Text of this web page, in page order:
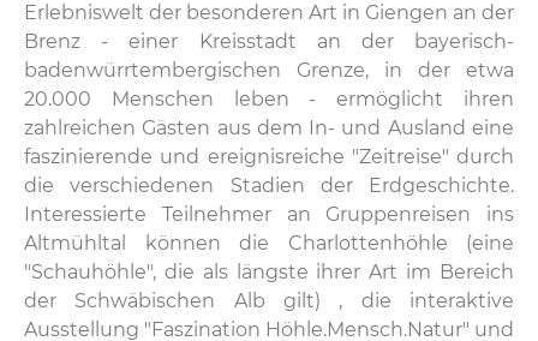
Erlebniswelt der besonderen Art in Giengen an der
Brenz - einer Kreisstadt an der bayerisch-
badenwürrtembergischen Grenze, in der etwa
20.000 Menschen leben - ermöglicht ihren
zahlreichen Gästen aus dem In- und Ausland eine
faszinierende und ereignisreiche "Zeitreise" durch
die verschiedenen Stadien der Erdgeschichte.
Interessierte Teilnehmer an Gruppenreisen ins
Altmühltal können die Charlottenhöhle (eine
"Schauhöhle", die als längste ihrer Art im Bereich
der Schwäbischen Alb gilt) , die interaktive
Ausstellung "Faszination Höhle.Mensch.Natur" und